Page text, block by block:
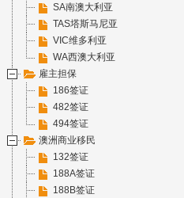
SA南澳大利亚
TAS塔斯马尼亚
VIC维多利亚
WA西澳大利亚
雇主担保
186签证
482签证
494签证
澳洲商业移民
132签证
188A签证
188B签证